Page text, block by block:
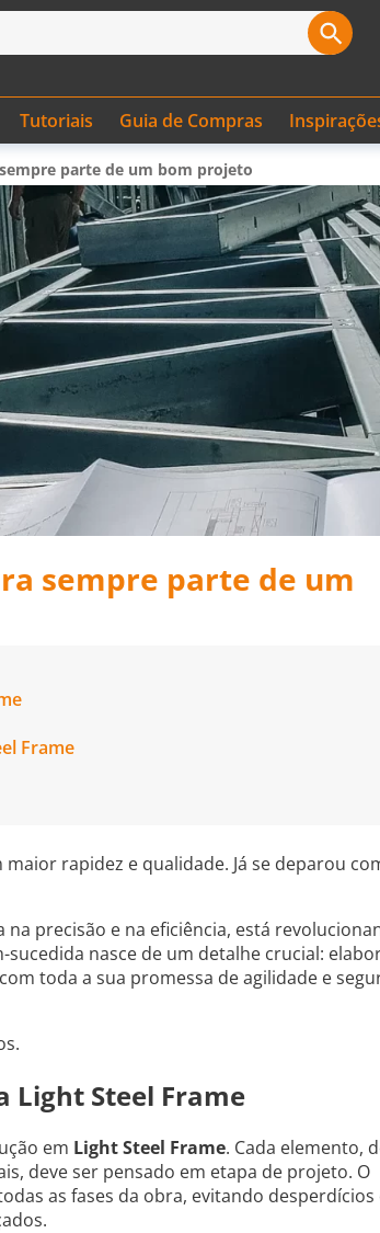
Tutoriais Guia de Compras
parte de um bom projeto
sempre parte de um
Frame
rapidez e qualidade. Já se deparou
precisão e na eficiência, está
nasce de um detalhe crucial:
toda a sua promessa de agilidade e
Light Steel Frame
em Light Steel Frame. Cada elemento,
deve ser pensado em etapa de projeto. O
as fases da obra, evitando desperdícios